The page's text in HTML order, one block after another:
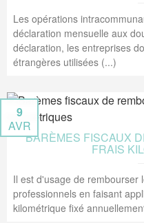
Les opérations
déclaration mensuelle aux
déclaration, les entreprises
étrangères utilisées (...)
BARÈMES FISCAUX
FRAIS
9
AVR
Il est d'usage de rembourser
professionnels en faisant
kilométrique fixé